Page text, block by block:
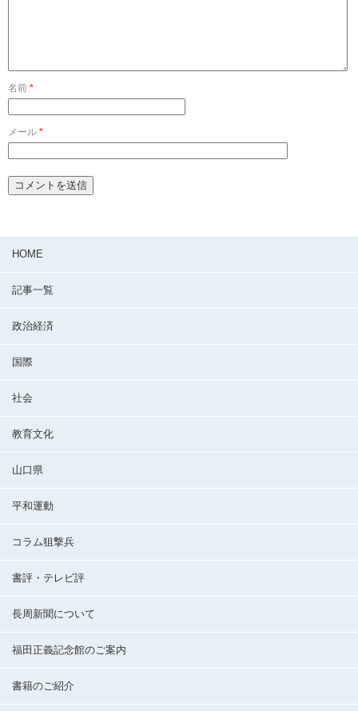
名前 *
メール *
HOME
記事一覧
政治経済
国際
社会
教育文化
山口県
平和運動
コラム狙撃兵
書評・テレビ評
長周新聞について
福田正義記念館のご案内
書籍のご紹介